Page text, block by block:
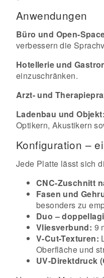
Anwendungen
Büro und Open-
verbessern die
Hotellerie und
einzuschränken.
Arzt- und
Ladenbau und Objekt:
Optikern, Akustikern
Konfiguration –
Jede Platte lässt sich
CNC-Zuschnitt
Fasen und
besonders zu
Duo –
Vliesverbund: 9
V-Cut-Texturen:
Oberfläche und
UV-Direktdruck